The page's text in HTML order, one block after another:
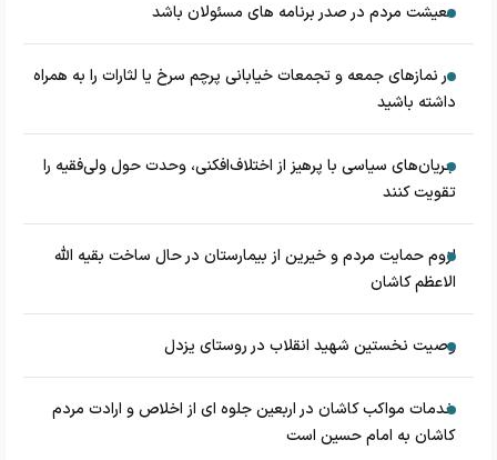
معیشت مردم در صدر برنامه های مسئولان باشد
در نماز‌های جمعه و تجمعات خیابانی پرچم سرخ یا لثارات را به همراه
داشته باشید
جریان‌های سیاسی با پرهیز از اختلاف‌افکنی، وحدت حول ولی‌فقیه را
تقویت کنند
لزوم حمایت مردم و خیرین از بیمارستان در حال ساخت بقیه الله
الاعظم کاشان
وصیت نخستین شهید انقلاب در روستای یزدل
خدمات مواکب کاشان در اربعین جلوه ای از اخلاص و ارادت مردم
کاشان به امام حسین است